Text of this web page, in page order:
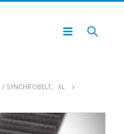
SYNCHROBELT,
XL